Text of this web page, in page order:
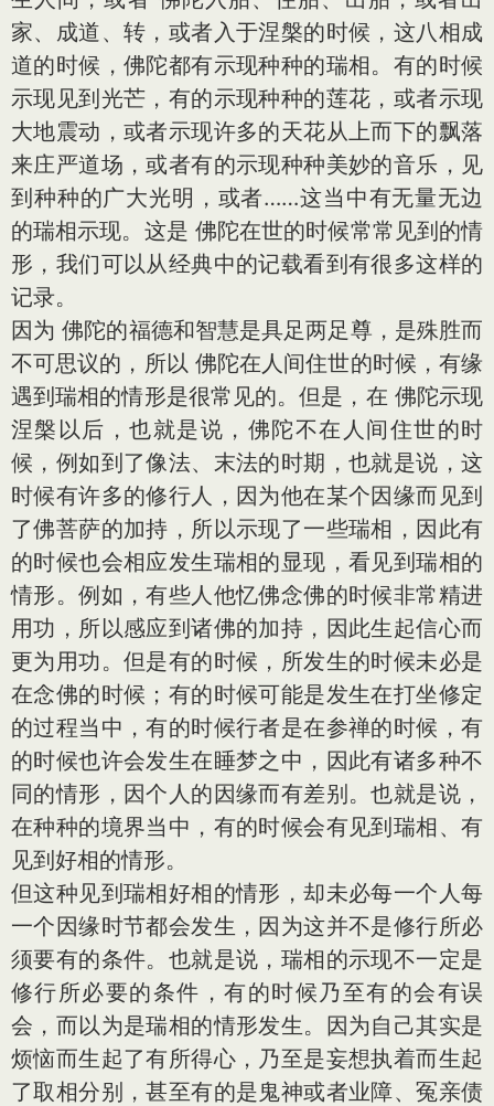
家、成道、转，或者入于涅槃的时候，这八相成
道的时候，佛陀都有示现种种的瑞相。有的时候
示现见到光芒，有的示现种种的莲花，或者示现
大地震动，或者示现许多的天花从上而下的飘落
来庄严道场，或者有的示现种种美妙的音乐，见
到种种的广大光明，或者……这当中有无量无边
的瑞相示现。这是 佛陀在世的时候常常见到的情
形，我们可以从经典中的记载看到有很多这样的
记录。
因为 佛陀的福德和智慧是具足两足尊，是殊胜而
不可思议的，所以 佛陀在人间住世的时候，有缘
遇到瑞相的情形是很常见的。但是，在 佛陀示现
涅槃以后，也就是说，佛陀不在人间住世的时
候，例如到了像法、末法的时期，也就是说，这
时候有许多的修行人，因为他在某个因缘而见到
了佛菩萨的加持，所以示现了一些瑞相，因此有
的时候也会相应发生瑞相的显现，看见到瑞相的
情形。例如，有些人他忆佛念佛的时候非常精进
用功，所以感应到诸佛的加持，因此生起信心而
更为用功。但是有的时候，所发生的时候未必是
在念佛的时候；有的时候可能是发生在打坐修定
的过程当中，有的时候行者是在参禅的时候，有
的时候也许会发生在睡梦之中，因此有诸多种不
同的情形，因个人的因缘而有差别。也就是说，
在种种的境界当中，有的时候会有见到瑞相、有
见到好相的情形。
但这种见到瑞相好相的情形，却未必每一个人每
一个因缘时节都会发生，因为这并不是修行所必
须要有的条件。也就是说，瑞相的示现不一定是
修行所必要的条件，有的时候乃至有的会有误
会，而以为是瑞相的情形发生。因为自己其实是
烦恼而生起了有所得心，乃至是妄想执着而生起
了取相分别，甚至有的是鬼神或者业障、冤亲债